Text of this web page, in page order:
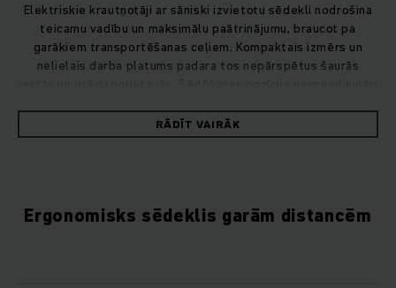
Elektriskie krautņotāji ar sāniski izvietotu sēdekli nodrošina
teicamu vadību un maksimālu paātrinājumu, braucot pa
garākiem transportēšanas ceļiem. Kompaktais izmērs un
nelielais darba platums padara tos nepārspētus šaurās
redzamību.
RĀDĪT VAIRĀK
Ergonomisks sēdeklis garām distancēm